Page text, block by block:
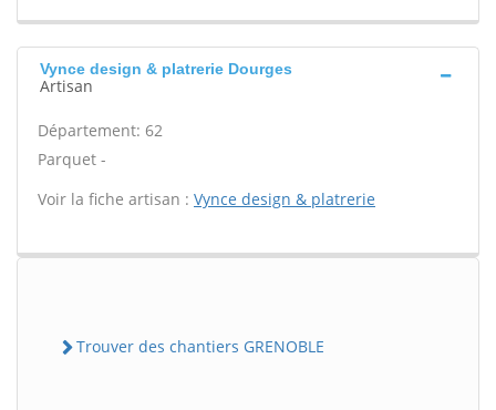
Vynce design & platrerie Dourges
Artisan
Département: 62
Parquet -
Voir la fiche artisan : Vynce design & platrerie
Trouver des chantiers GRENOBLE